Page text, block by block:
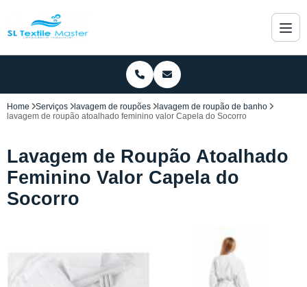
Home Serviços lavagem de roupões
lavagem de roupão de banho
lavagem de roupão atoalhado feminino valor Capela do Socorro
Lavagem de Roupão Atoalhado
Feminino Valor Capela do
Socorro